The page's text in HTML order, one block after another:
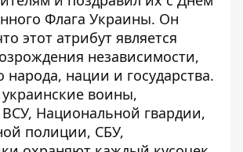
Флага Украины. Он
этот атрибут является
независимости,
народа, нации и государства.
воины,
Национальной гвардии,
полиции, СБУ,